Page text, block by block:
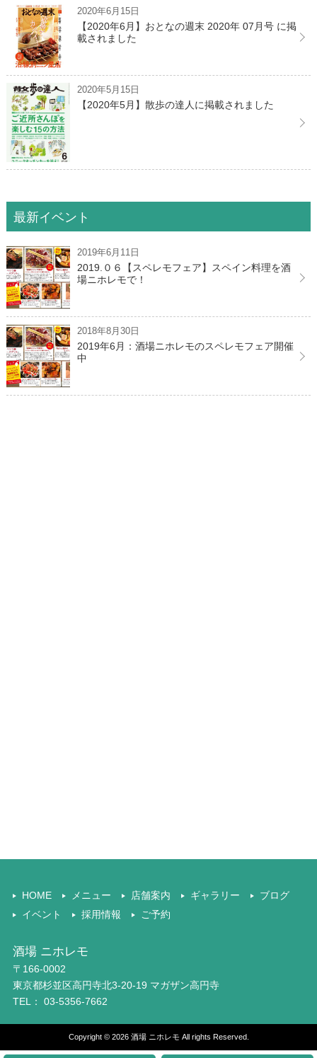
2020年6月15日
【2020年6月】おとなの週末 2020年 07月号 に掲
載されました
2020年5月15日
【2020年5月】散歩の達人に掲載されました
最新イベント
2019年6月11日
2019.０６【スペレモフェア】スペイン料理を酒
場ニホレモで！
2018年8月30日
2019年6月：酒場ニホレモのスペレモフェア開催
中
HOME メニュー 店舗案内 ギャラリー
ブログ
イベント
採用情報 ご予約
酒場 ニホレモ
〒166-0002
東京都杉並区高円寺北3-20-19 マガザン高円寺
TEL： 03-5356-7662
Copyright © 2026 酒場 ニホレモ All rights Reserved.